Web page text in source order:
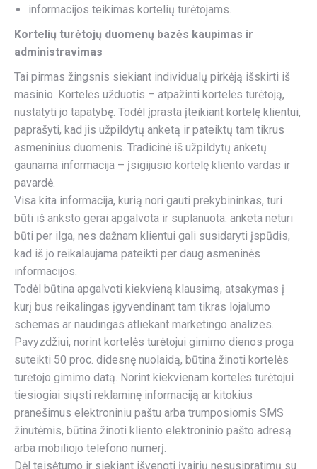
informacijos teikimas kortelių turėtojams.
Kortelių turėtojų duomenų bazės kaupimas ir
administravimas
Tai pirmas žingsnis siekiant individualų pirkėją išskirti iš
masinio. Kortelės užduotis – atpažinti kortelės turėtoją,
nustatyti jo tapatybę. Todėl įprasta įteikiant kortelę klientui,
paprašyti, kad jis užpildytų anketą ir pateiktų tam tikrus
asmeninius duomenis. Tradicinė iš užpildytų anketų
gaunama informacija – įsigijusio kortelę kliento vardas ir
pavardė.
Visa kita informacija, kurią nori gauti prekybininkas, turi
būti iš anksto gerai apgalvota ir suplanuota: anketa neturi
būti per ilga, nes dažnam klientui gali susidaryti įspūdis,
kad iš jo reikalaujama pateikti per daug asmeninės
informacijos.
Todėl būtina apgalvoti kiekvieną klausimą, atsakymas į
kurį bus reikalingas įgyvendinant tam tikras lojalumo
schemas ar naudingas atliekant marketingo analizes.
Pavyzdžiui, norint kortelės turėtojui gimimo dienos proga
suteikti 50 proc. didesnę nuolaidą, būtina žinoti kortelės
turėtojo gimimo datą. Norint kiekvienam kortelės turėtojui
tiesiogiai siųsti reklaminę informaciją ar kitokius
pranešimus elektroniniu paštu arba trumposiomis SMS
žinutėmis, būtina žinoti kliento elektroninio pašto adresą
arba mobiliojo telefono numerį.
Dėl teisėtumo ir siekiant išvengti įvairių nesusipratimų su